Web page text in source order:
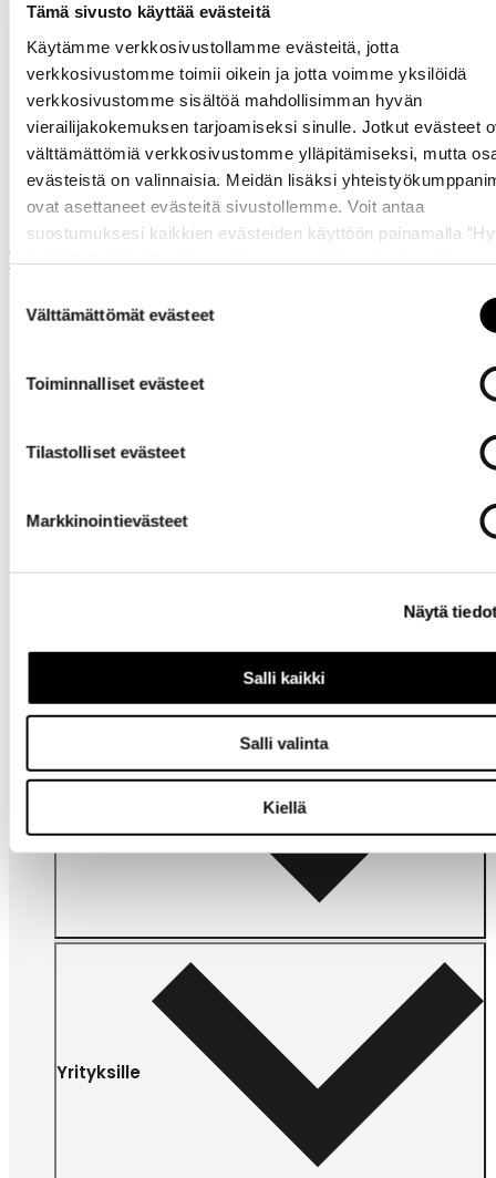
Tämä sivusto käyttää evästeitä
Käytämme verkkosivustollamme evästeitä, jotta
verkkosivustomme toimii oikein ja jotta voimme yksilöidä
verkkosivustomme sisältöä mahdollisimman hyvän
vierailijakokemuksen tarjoamiseksi sinulle. Jotkut evästeet
välttämättömiä verkkosivustomme ylläpitämiseksi, mutta
evästeistä on valinnaisia. Meidän lisäksi
ovat asettaneet evästeitä sivustollemme. Voit antaa
suostumuksesi kaikkien evästeiden käyttöön painamalla
valinta
Välttämättömät evästeet
Toiminnalliset evästeet
Tilastolliset evästeet
Markkinointievästeet
Näytä
Salli kaikki
Salli valinta
Kiellä
Samankaltaisia tuotteita
Muut ostivat myös
apua?
Yrityksille